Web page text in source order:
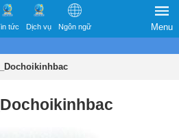
tức Dịch vụ Ngôn ngữ Menu